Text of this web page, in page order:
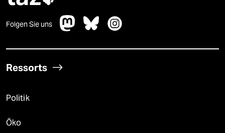
Folgen Sie uns
Ressorts
Politik
Öko